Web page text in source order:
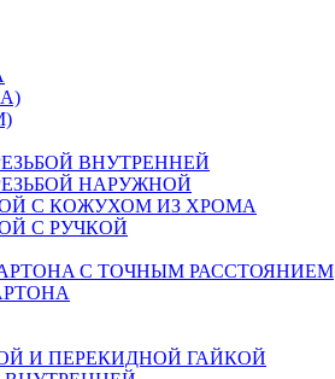
ВНУТРЕННЕЙ
НАРУЖНОЙ
С КОЖУХОМ ИЗ ХРОМА
С РУЧКОЙ
С ТОЧНЫМ РАССТОЯНИЕМ
И ПЕРЕКИДНОЙ ГАЙКОЙ